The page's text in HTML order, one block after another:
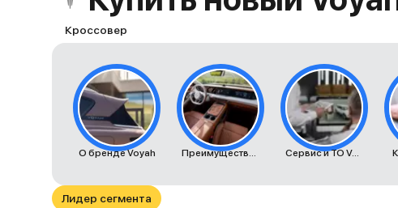
Кроссовер
О бренде Voyah Преимущества автомобилей Voyah Сервис и ТО Voyah
Лидер сегмента